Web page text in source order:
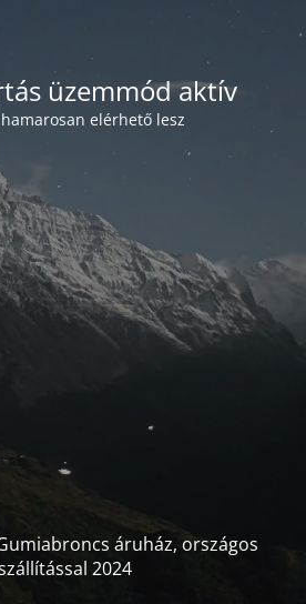
üzemmód aktív
elérhető lesz
áruház, országos
2024